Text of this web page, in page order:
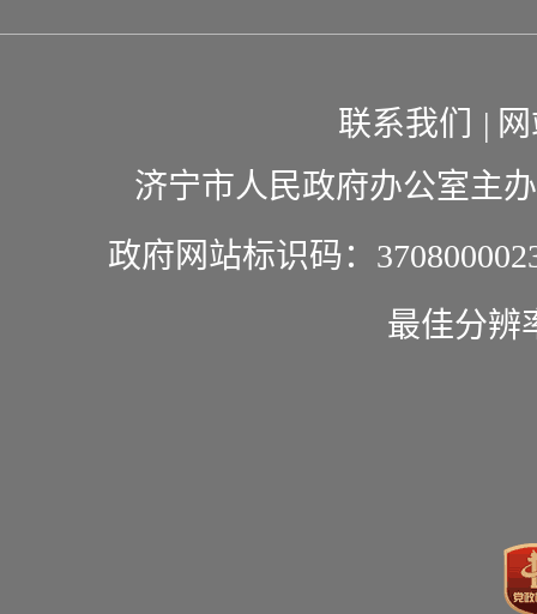
联系我们 |
济宁市人民政府办公室主
政府网站标识码：
最佳分辨